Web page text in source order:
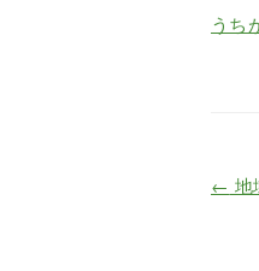
うち
← 地